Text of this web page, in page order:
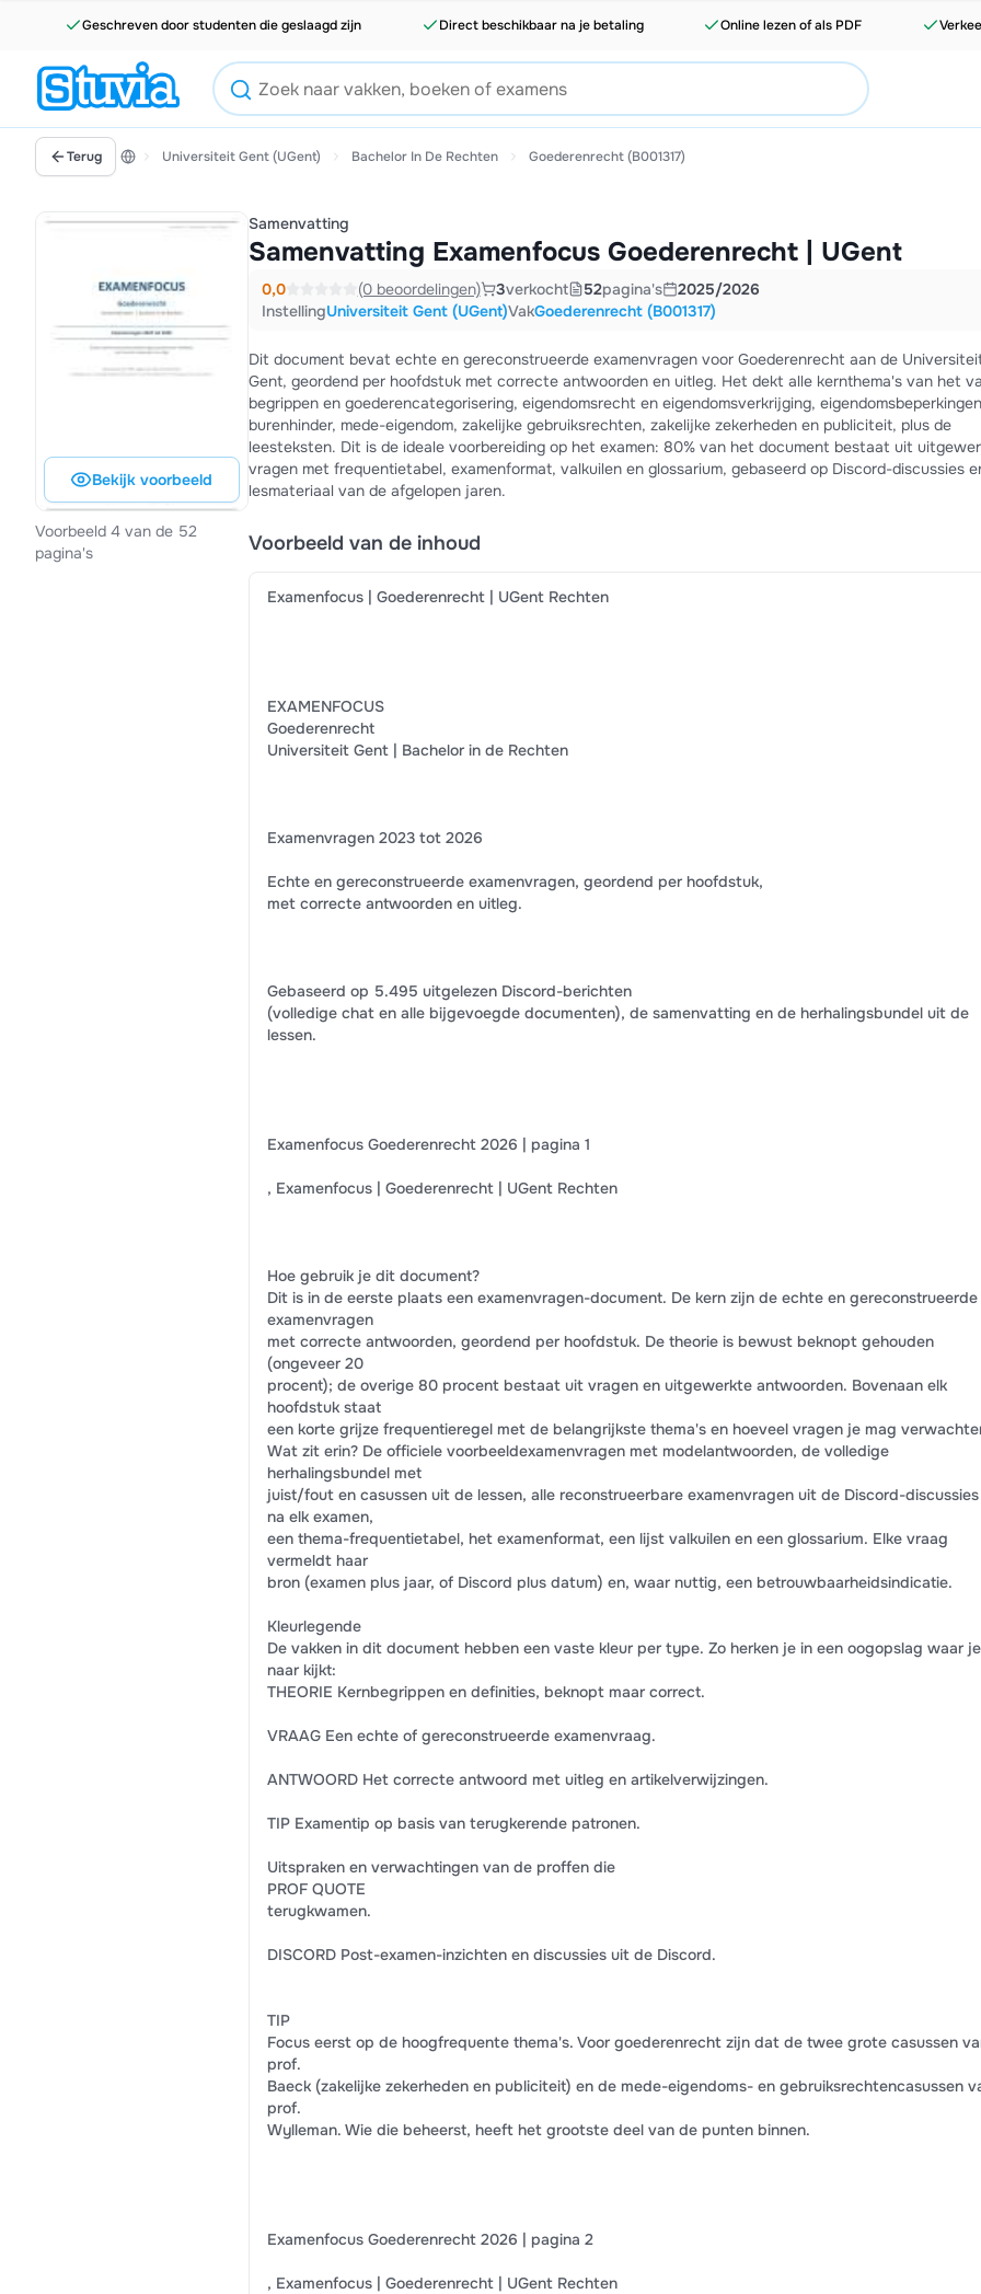
Geschreven door studenten die geslaagd zijn Direct beschikbaar na je betaling Online lezen of als PDF
Terug Universiteit Gent (UGent) Bachelor In De Rechten Goederenrecht (B001317)
Bekijk voorbeeld
Voorbeeld 4 van de 52
pagina's
Samenvatting
Samenvatting Examenfocus Goederenrecht | UGent
0,0 (0 beoordelingen) 3verkocht 52pagina's
2025/2026
InstellingUniversiteit Gent (UGent)VakGoederenrecht (B001317)
Dit document bevat echte en gereconstrueerde examenvragen voor Goederenrecht aan de
Gent, geordend per hoofdstuk met correcte antwoorden en uitleg. Het dekt alle kernthema's van het
begrippen en goederencategorisering, eigendomsrecht en eigendomsverkrijging,
burenhinder, mede-eigendom, zakelijke gebruiksrechten, zakelijke zekerheden en publiciteit, plus de
leesteksten. Dit is de ideale voorbereiding op het examen: 80% van het document bestaat uit
vragen met frequentietabel, examenformat, valkuilen en glossarium, gebaseerd op Discord-discussies
lesmateriaal van de afgelopen jaren.
Voorbeeld van de inhoud
Examenfocus | Goederenrecht | UGent Rechten
EXAMENFOCUS
Goederenrecht
Universiteit Gent | Bachelor in de Rechten
Examenvragen 2023 tot 2026
Echte en gereconstrueerde examenvragen, geordend per hoofdstuk,
met correcte antwoorden en uitleg.
Gebaseerd op 5.495 uitgelezen Discord-berichten
(volledige chat en alle bijgevoegde documenten), de samenvatting en de herhalingsbundel uit de
lessen.
Examenfocus Goederenrecht 2026 | pagina 1
, Examenfocus | Goederenrecht | UGent Rechten
Hoe gebruik je dit document?
Dit is in de eerste plaats een examenvragen-document. De kern zijn de echte en gereconstrueerde
examenvragen
met correcte antwoorden, geordend per hoofdstuk. De theorie is bewust beknopt gehouden
(ongeveer 20
procent); de overige 80 procent bestaat uit vragen en uitgewerkte antwoorden. Bovenaan elk
hoofdstuk staat
een korte grijze frequentieregel met de belangrijkste thema's en hoeveel vragen je mag
Wat zit erin? De officiele voorbeeldexamenvragen met modelantwoorden, de volledige
herhalingsbundel met
juist/fout en casussen uit de lessen, alle reconstrueerbare examenvragen uit de Discord-discussies
na elk examen,
een thema-frequentietabel, het examenformat, een lijst valkuilen en een glossarium. Elke vraag
vermeldt haar
bron (examen plus jaar, of Discord plus datum) en, waar nuttig, een betrouwbaarheidsindicatie.
Kleurlegende
De vakken in dit document hebben een vaste kleur per type. Zo herken je in een oogopslag waar je
naar kijkt:
THEORIE Kernbegrippen en definities, beknopt maar correct.
VRAAG Een echte of gereconstrueerde examenvraag.
ANTWOORD Het correcte antwoord met uitleg en artikelverwijzingen.
TIP Examentip op basis van terugkerende patronen.
Uitspraken en verwachtingen van de proffen die
PROF QUOTE
terugkwamen.
DISCORD Post-examen-inzichten en discussies uit de Discord.
TIP
Focus eerst op de hoogfrequente thema's. Voor goederenrecht zijn dat de twee grote casussen
prof.
Baeck (zakelijke zekerheden en publiciteit) en de mede-eigendoms- en gebruiksrechtencasussen
prof.
Wylleman. Wie die beheerst, heeft het grootste deel van de punten binnen.
Examenfocus Goederenrecht 2026 | pagina 2
, Examenfocus | Goederenrecht | UGent Rechten